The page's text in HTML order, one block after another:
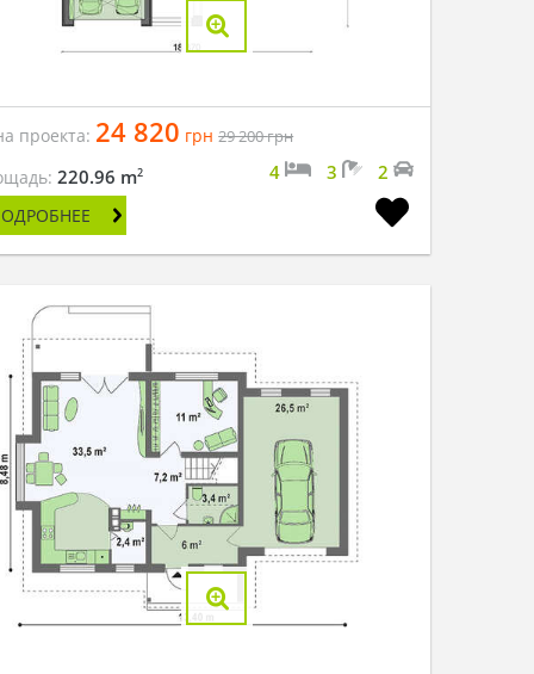
проекта: 24 820 грн 29 200грн
220.96 m2 4 3 2